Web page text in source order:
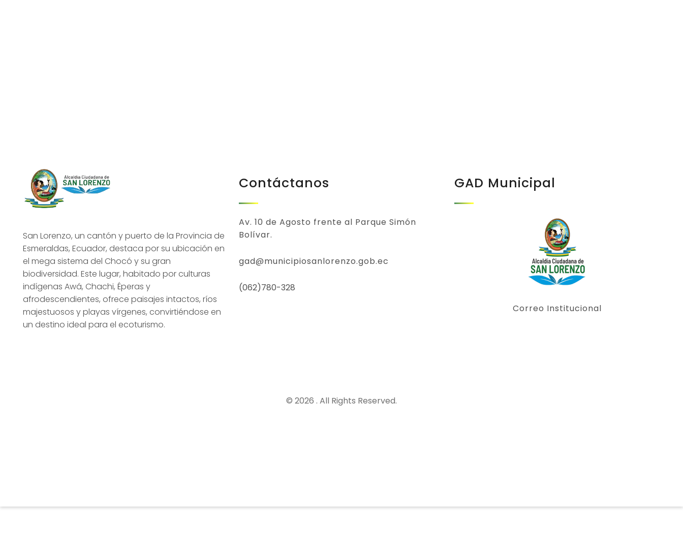
San Lorenzo, un cantón y puerto de la Provincia de
Esmeraldas, Ecuador, destaca por su ubicación en
el mega sistema del Chocó y su gran
biodiversidad. Este lugar, habitado por culturas
indígenas Awá, Chachi, Éperas y
afrodescendientes, ofrece paisajes intactos, ríos
majestuosos y playas vírgenes, convirtiéndose en
un destino ideal para el ecoturismo.
Contáctanos
Av. 10 de Agosto frente al Parque Simón
Bolívar.
gad@municipiosanlorenzo.gob.ec
(062)780-328
GAD Municipal
Correo Institucional
© 2026 . All Rights Reserved.